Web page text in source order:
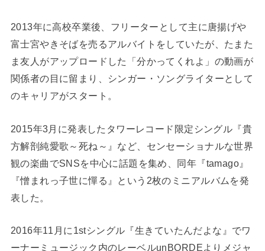
2013年に高校卒業後、フリーターとして主に唐揚げや
富士宮やきそばを売るアルバイトをしていたが、たまた
ま友人がアップロードした「分かってくれよ」の動画が
関係者の目に留まり、シンガー・ソングライターとして
のキャリアがスタート。
2015年3月に発表したタワーレコード限定シングル『貴
方解剖純愛歌～死ね～』など、センセーショナルな世界
観の楽曲でSNSを中心に話題を集め、同年『tamago』
『憎まれっ子世に憚る』という2枚のミニアルバムを発
表した。
2016年11月に1stシングル『生きていたんだよな』でワ
ーナーミュージック内のレーベルunBORDEよりメジャ